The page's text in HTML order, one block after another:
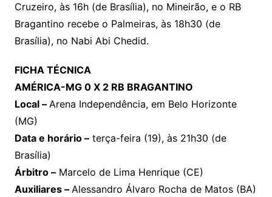
Cruzeiro, às 16h (de Brasília), no Mineirão, e o RB
Bragantino recebe o Palmeiras, às 18h30 (de
Brasília), no Nabi Abi Chedid.
FICHA TÉCNICA
AMÉRICA-MG 0 X 2 RB BRAGANTINO
Local – Arena Independência, em Belo Horizonte
(MG)
Data e horário –terça-feira (19), às 21h30 (de
Brasília)
Árbitro –Marcelo de Lima Henrique (CE)
Auxiliares – Alessandro Álvaro Rocha de Matos (BA)